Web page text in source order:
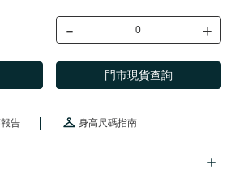
- +
門市現貨查詢
告 身高尺碼指南